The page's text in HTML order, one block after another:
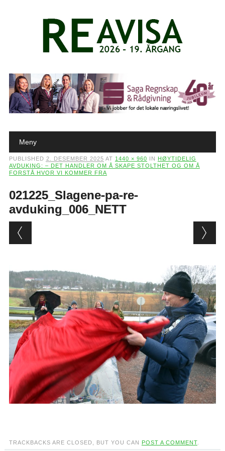
Main menu
Meny
PUBLISHED 2. DESEMBER 2025 AT 1440 × 960 IN
HØYTIDELIG
AVDUKING: – DET HANDLER OM Å SKAPE STOLTHET OG OM Å
FORSTÅ HVOR VI KOMMER FRA
021225_Slagene-pa-re-
avduking_006_NETT
TRACKBACKS ARE CLOSED, BUT YOU CAN POST A COMMENT.